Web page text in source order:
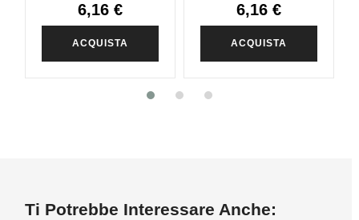
6,16 €
ACQUISTA
6,16 €
ACQUISTA
Ti Potrebbe Interessare Anche: